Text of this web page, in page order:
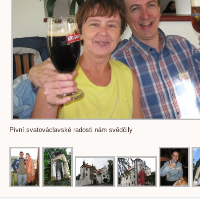
Pivní svatováclavské radosti nám svědčily